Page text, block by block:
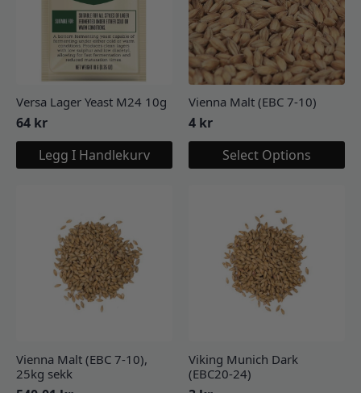
Versa Lager Yeast M24 10g
64 kr
Legg I Handlekurv
Vienna Malt (EBC 7-10)
4 kr
Select Options
Vienna Malt (EBC 7-10),
25kg sekk
Viking Munich Dark
(EBC20-24)